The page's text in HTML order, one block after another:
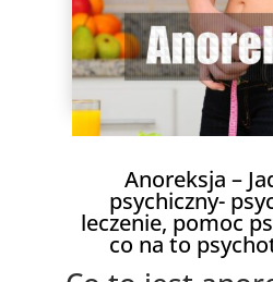
Anoreksja –
psychiczny-
leczenie, pomoc
co na to